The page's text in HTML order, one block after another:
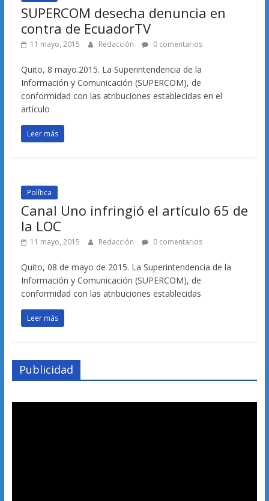
SUPERCOM desecha denuncia en
contra de EcuadorTV
11 mayo, 2015 Redacción 0 comentarios
Quito, 8 mayo.2015. La Superintendencia de la
Información y Comunicación (SUPERCOM), de
conformidad con las atribuciones establecidas en el
artículo
Leer más
Política
Canal Uno infringió el artículo 65 de
la LOC
11 mayo, 2015 Redacción 0 comentarios
Quito, 08 de mayo de 2015. La Superintendencia de la
Información y Comunicación (SUPERCOM), de
conformidad con las atribuciones establecidas
Leer más
Publicidad